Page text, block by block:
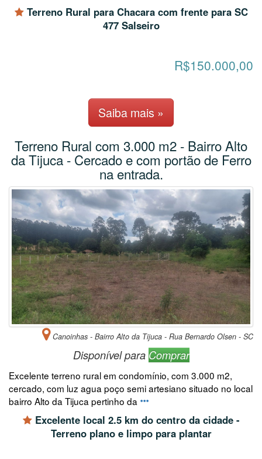
Terreno Rural para Chacara com frente para SC
477 Salseiro
R$150.000,00
Saiba mais »
Terreno Rural com 3.000 m2 - Bairro Alto
da Tijuca - Cercado e com portão de Ferro
na entrada.
Canoinhas - Bairro Alto da Tijuca - Rua Bernardo Olsen - SC
Disponível para Comprar
Excelente terreno rural em condomínio, com 3.000 m2,
cercado, com luz agua poço semi artesiano situado no local
bairro Alto da Tijuca pertinho da
Excelente local 2.5 km do centro da cidade -
Terreno plano e limpo para plantar